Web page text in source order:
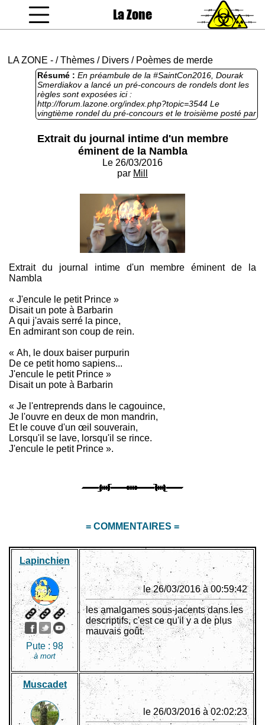
La Zone
LA ZONE - /Thèmes / Divers / Poèmes de merde
Résumé : En préambule de la #SaintCon2016, Dourak
Smerdiakov a lancé un pré-concours de rondels dont les
règles sont exposées ici :
http://forum.lazone.org/index.php?topic=3544 Le
vingtième rondel du pré-concours et le troisième posté par
Mill. Comme annoncé l'escalade se poursuit dans le
la misogynie, l'homophobie, l'antitransgenre, l'anti-
atlantisme, l'antizoophilie, voici que d'odieux propos
antipédophiles s'immiscent dans le pré-concours qui part
en vrille totale. Une sorte d'hystérie satanique pascale en
est probablement la cause. Sinon rien à voir mais la
présent n'ont pas encore posté de texte de Saint Con.
Espérons qu'ils jouent tous le jeu et que la moisson sera
bonne. Vous êtes bien entendu tous conviés à poster des
rondels. Pour autant ce n'est pas une épreuve obligatoire
pour participer à la #SaintCon2016
Extrait du journal intime d'un membre
éminent de la Nambla
Le 26/03/2016
par Mill
Extrait du journal intime d'un membre éminent de la
Nambla
« J'encule le petit Prince »
Disait un pote à Barbarin
A qui j'avais serré la pince,
En admirant son coup de rein.
« Ah, le doux baiser purpurin
De ce petit homo sapiens...
J'encule le petit Prince »
Disait un pote à Barbarin
« Je l'entreprends dans le cagouince,
Je l'ouvre en deux de mon mandrin,
Et le couve d'un œil souverain,
Lorsqu'il se lave, lorsqu'il se rince.
J'encule le petit Prince ».
= COMMENTAIRES =
Lapinchien
Pute : 98
à mort
le 26/03/2016 à 00:59:42
les amalgames sous-jacents dans les
descriptifs, c'est ce qu'il y a de plus
mauvais goût.
Muscadet
le 26/03/2016 à 02:02:23